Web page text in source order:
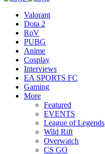
Valorant
Dota 2
RoV
PUBG
Anime
Cosplay
Interviews
EA SPORTS FC
Gaming
More
Featured
EVENTS
League of Legends
Wild Rift
Overwatch
CS GO